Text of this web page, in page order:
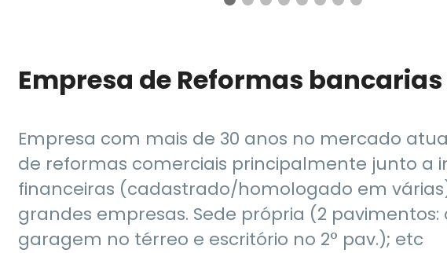
Empresa de Reformas
Empresa com mais de 30 anos no mercado
de reformas comerciais principalmente junto a
financeiras (cadastrado/homologado em
grandes empresas. Sede própria (2
garagem no térreo e escritório no 2° pav.); etc